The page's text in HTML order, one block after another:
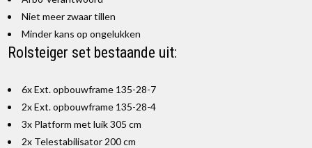
Niet meer zwaar tillen
Minder kans op ongelukken
Rolsteiger set bestaande uit:
6x Ext. opbouwframe 135-28-7
2x Ext. opbouwframe 135-28-4
3x Platform met luik 305 cm
2x Telestabilisator 200 cm